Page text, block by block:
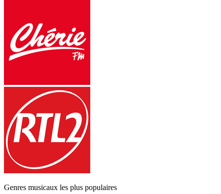
Genres musicaux les plus populaires